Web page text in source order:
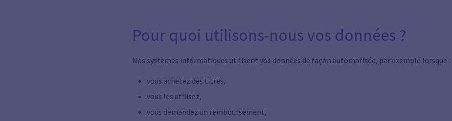
Pour quoi utilisons-nous vos données ?
Nos systèmes informatiques utilisent vos données de façon automatisée, par exemple lorsque :
vous achetez des titres,
vous les utilisez,
vous demandez un remboursement,